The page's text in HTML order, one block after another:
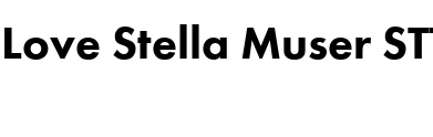
Stella Muser